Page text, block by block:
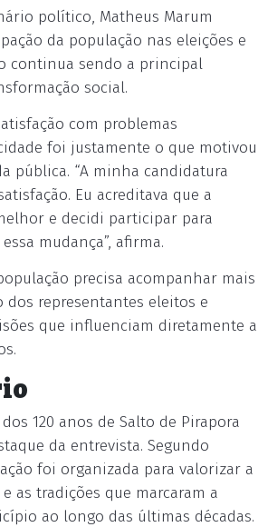
político, Matheus Marum
da população nas eleições e
continua sendo a principal
social.
com problemas
foi justamente o que motivou
pública. “A minha candidatura
Eu acreditava que a
e decidi participar para
mudança”, afirma.
precisa acompanhar mais
dos representantes eleitos e
que influenciam diretamente a
120 anos de Salto de Pirapora
da entrevista. Segundo
foi organizada para valorizar a
as tradições que marcaram a
ao longo das últimas décadas.